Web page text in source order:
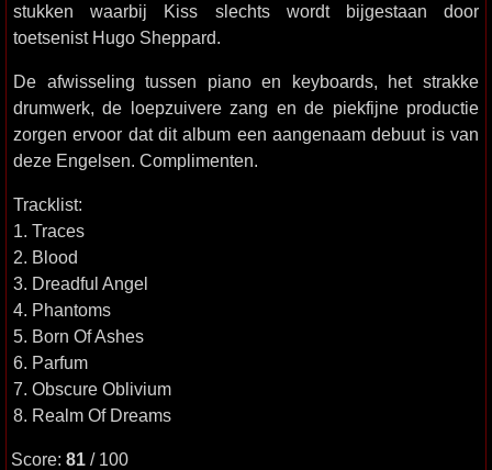
stukken waarbij Kiss slechts wordt bijgestaan door
toetsenist Hugo Sheppard.
De afwisseling tussen piano en keyboards, het strakke
drumwerk, de loepzuivere zang en de piekfijne productie
zorgen ervoor dat dit album een aangenaam debuut is van
deze Engelsen. Complimenten.
Tracklist:
1. Traces
2. Blood
3. Dreadful Angel
4. Phantoms
5. Born Of Ashes
6. Parfum
7. Obscure Oblivium
8. Realm Of Dreams
Score: 81 / 100